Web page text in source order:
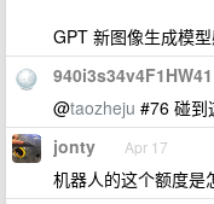
GPT 新图像生成模
940i3s34v4F1HW41
@taozheju #76 碰到
jonty Apr 17
机器人的这个额度是